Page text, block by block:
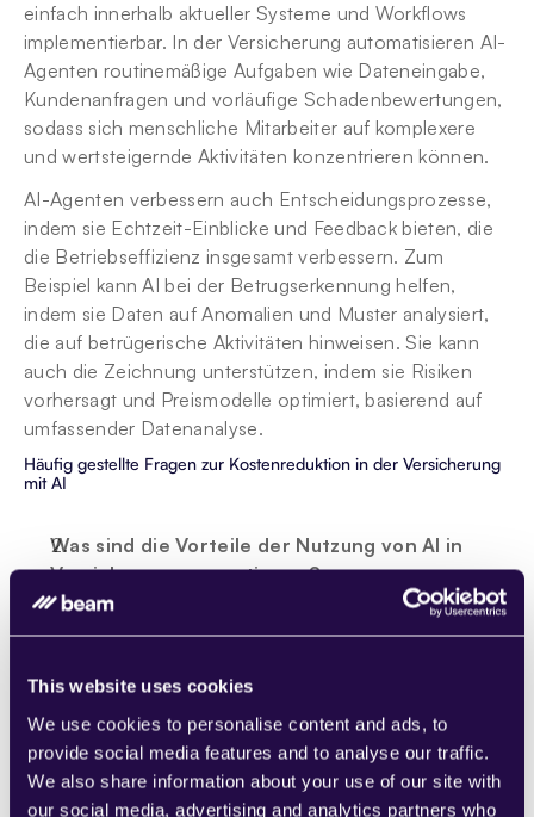
This website uses cookies
We use cookies to personalise content and ads, to
provide social media features and to analyse our traffic.
We also share information about your use of our site with
our social media, advertising and analytics partners who
einfach innerhalb aktueller Systeme und Workflows
implementierbar. In der Versicherung automatisieren AI-
Agenten routinemäßige Aufgaben wie Dateneingabe,
Kundenanfragen und vorläufige Schadenbewertungen,
sodass sich menschliche Mitarbeiter auf komplexere
und wertsteigernde Aktivitäten konzentrieren können.
AI-Agenten verbessern auch Entscheidungsprozesse,
indem sie Echtzeit-Einblicke und Feedback bieten, die
die Betriebseffizienz insgesamt verbessern. Zum
Beispiel kann AI bei der Betrugserkennung helfen,
indem sie Daten auf Anomalien und Muster analysiert,
die auf betrügerische Aktivitäten hinweisen. Sie kann
auch die Zeichnung unterstützen, indem sie Risiken
vorhersagt und Preismodelle optimiert, basierend auf
umfassender Datenanalyse.
Häufig gestellte Fragen zur Kostenreduktion in der Versicherung
mit AI
Was sind die Vorteile der Nutzung von AI in
Versicherungsoperationen?
AI in Versicherungsoperationen hilft, Betriebskosten
Schadensbearbeitung zu verbessern und den
Kundenservice durch automatisierte Unterstützung
und personalisierte Interaktionen zu optimieren.
Diese Verbesserungen führen zu höherer Effizienz,
besserem Risikomanagement und erhöhter